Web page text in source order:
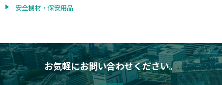
安全機材・保安用品
お気軽にお問い合わせください。